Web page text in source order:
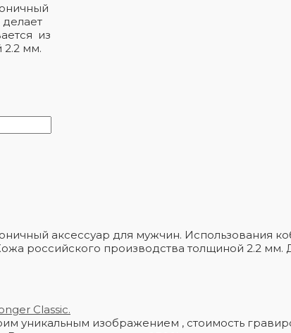
из
2.2 мм.
аксессуар для мужчин. Использования
российского производства толщиной 2.2
Classic.
уникальным изображением , стоимость